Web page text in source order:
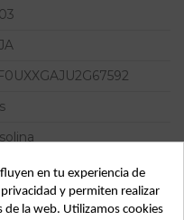
| 0.02 - ...
75KW
en tu experiencia de
y permiten realizar
de la web. Utilizamos cookies